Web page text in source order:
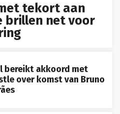
tekort aan
brillen net voor
bereikt akkoord met
over komst van Bruno